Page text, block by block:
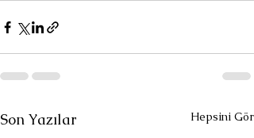
Son Yazılar Hepsini Gör